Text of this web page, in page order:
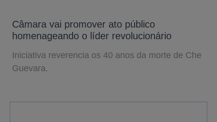
Câmara vai promover ato público
homenageando o líder revolucionário
Iniciativa reverencia os 40 anos da morte de Che
Guevara.